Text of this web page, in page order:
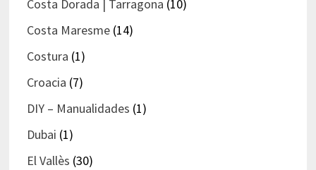
Costa Dorada | Tarragona (10)
Costa Maresme(14)
Costura (1)
Croacia (7)
DIY – Manualidades (1)
Dubai (1)
El Vallès (30)